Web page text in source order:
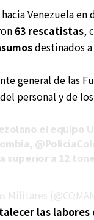
Venezuela en
63 rescatistas,
destinados
general de las
personal y de
el equipo
,
superior a 12
las